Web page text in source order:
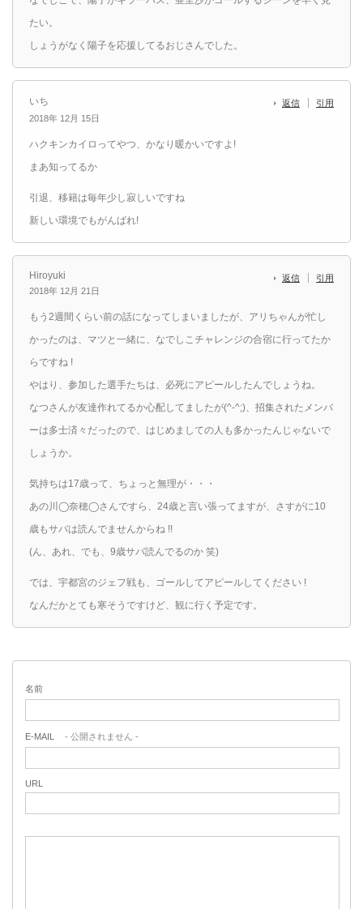
たい。
しょうがなく陽子を応援してるおじさんでした。
いち
2018年 12月 15日
返信 引用
ハクキンカイロってやつ、かなり暖かいですよ!
まあ知ってるか
引退、移籍は毎年少し寂しいですね
新しい環境でもがんばれ!
Hiroyuki
2018年 12月 21日
返信 引用
もう2週間くらい前の話になってしまいましたが、アリちゃんが忙し
かったのは、マツと一緒に、なでしこチャレンジの合宿に行ってたか
らですね !
やはり、参加した選手たちは、必死にアピールしたんでしょうね。
なつさんが友達作れてるか心配してましたが(^-^;)、招集されたメンバ
ーは多士済々だったので、はじめましての人も多かったんじゃないで
しょうか。
気持ちは17歳って、ちょっと無理が・・・
あの川◯奈穂◯さんですら、24歳と言い張ってますが、さすがに10
歳もサバは読んでませんからね !!
(ん、あれ、でも、9歳サバ読んでるのか 笑)
では、宇都宮のジェフ戦も、ゴールしてアピールしてください !
なんだかとても寒そうですけど、観に行く予定です。
名前
E-MAIL - 公開されません -
URL